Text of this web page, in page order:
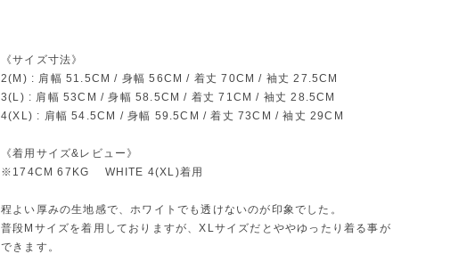
《サイズ寸法》
2(M) : 肩幅 51.5CM / 身幅 56CM / 着丈 70CM / 袖丈 27.5CM
3(L) : 肩幅 53CM / 身幅 58.5CM / 着丈 71CM / 袖丈 28.5CM
4(XL) : 肩幅 54.5CM / 身幅 59.5CM / 着丈 73CM / 袖丈 29CM
《着用サイズ&レビュー》
※174CM 67KG WHITE 4(XL)着用
程よい厚みの生地感で、ホワイトでも透けないのが印象でした。
普段Mサイズを着用しておりますが、XLサイズだとややゆったり着る事が
できます。